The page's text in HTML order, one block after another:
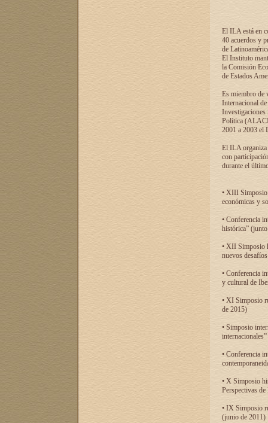
El ILA está en
40 acuerdos y
de
El Instituto
la Comisión
de Estados
Es miembro de
Internacional
Investigaciones
Política
2001 a 2003 el
El ILA organiza
con
durante el
• XIII Simposio
económicas y
• Conferencia
histórica”
• XII Simposio
nuevos
• Conferencia
y cultural de
• XI Simposio
de 2015)
• Simposio
• Conferencia
• X Simposio
Perspectivas
• IX Simposio
(junio de 2011)